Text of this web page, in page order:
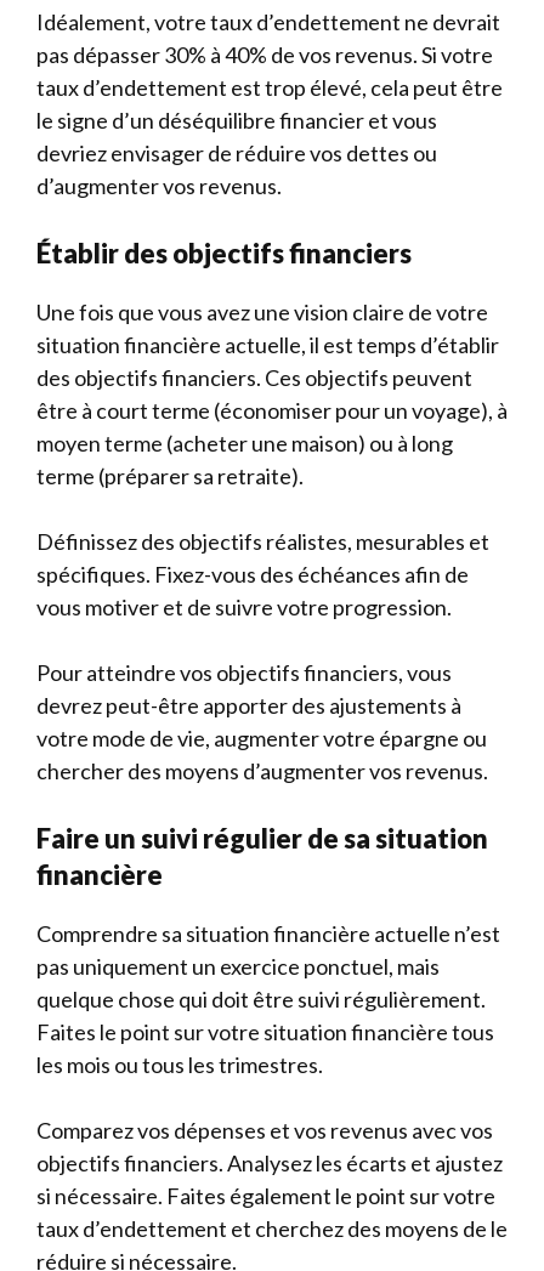
Idéalement, votre taux d’endettement ne devrait
pas dépasser 30% à 40% de vos revenus. Si votre
taux d’endettement est trop élevé, cela peut être
le signe d’un déséquilibre financier et vous
devriez envisager de réduire vos dettes ou
d’augmenter vos revenus.
Établir des objectifs financiers
Une fois que vous avez une vision claire de votre
situation financière actuelle, il est temps d’établir
des objectifs financiers. Ces objectifs peuvent
être à court terme (économiser pour un voyage), à
moyen terme (acheter une maison) ou à long
terme (préparer sa retraite).
Définissez des objectifs réalistes, mesurables et
spécifiques. Fixez-vous des échéances afin de
vous motiver et de suivre votre progression.
Pour atteindre vos objectifs financiers, vous
devrez peut-être apporter des ajustements à
votre mode de vie, augmenter votre épargne ou
chercher des moyens d’augmenter vos revenus.
Faire un suivi régulier de sa situation
financière
Comprendre sa situation financière actuelle n’est
pas uniquement un exercice ponctuel, mais
quelque chose qui doit être suivi régulièrement.
Faites le point sur votre situation financière tous
les mois ou tous les trimestres.
Comparez vos dépenses et vos revenus avec vos
objectifs financiers. Analysez les écarts et ajustez
si nécessaire. Faites également le point sur votre
taux d’endettement et cherchez des moyens de le
réduire si nécessaire.